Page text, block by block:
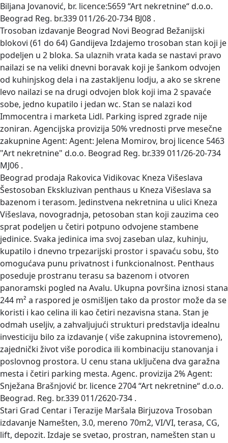
Biljana Jovanović, br. licence:5659 “Art nekretnine“ d.o.o.
Beograd Reg. br.339 011/26-20-734 BJ08 .
Trosoban izdavanje Beograd Novi Beograd Bežanijski
blokovi (61 do 64) Gandijeva Izdajemo trosoban stan koji je
podeljen u 2 bloka. Sa ulaznih vrata kada se nastavi pravo
nailazi se na veliki dnevni boravak koji je šankom odvojen
od kuhinjskog dela i na zastakljenu lodju, a ako se skrene
levo nailazi se na drugi odvojen blok koji ima 2 spavaće
sobe, jedno kupatilo i jedan wc. Stan se nalazi kod
Immocentra i marketa Lidl. Parking ispred zgrade nije
zoniran. Agencijska provizija 50% vrednosti prve mesečne
zakupnine Agent: Agent: Jelena Momirov, broj licence 5463
"Art nekretnine" d.o.o. Beograd Reg. br.339 011/26-20-734
MJ06 .
Beograd prodaja Rakovica Vidikovac Kneza Višeslava
Šestosoban Ekskluzivan penthaus u Kneza Višeslava sa
bazenom i terasom. Jedinstvena nekretnina u ulici Kneza
Višeslava, novogradnja, petosoban stan koji zauzima ceo
sprat podeljen u četiri potpuno odvojene stambene
jedinice. Svaka jedinica ima svoj zaseban ulaz, kuhinju,
kupatilo i dnevno trpezarijski prostor i spavaću sobu, što
omogućava punu privatnost i funkcionalnost. Penthaus
poseduje prostranu terasu sa bazenom i otvoren
panoramski pogled na Avalu. Ukupna površina iznosi stana
244 m² a raspored je osmišljen tako da prostor može da se
koristi i kao celina ili kao četiri nezavisna stana. Stan je
odmah useljiv, a zahvaljujući strukturi predstavlja idealnu
investiciju bilo za izdavanje ( više zakupnina istovremeno),
zajednički život više porodica ili kombinaciju stanovanja i
poslovnog prostora. U cenu stana uključena dva garažna
mesta i četiri parking mesta. Agenc. provizija 2% Agent:
Snježana Brašnjović br. licence 2704 “Art nekretnine“ d.o.o.
Beograd. Reg. br.339 011/2620-734 .
Stari Grad Centar i Terazije Maršala Birjuzova Trosoban
izdavanje Namešten, 3.0, mereno 70m2, VI/VI, terasa, CG,
lift, depozit. Izdaje se svetao, prostran, namešten stan u